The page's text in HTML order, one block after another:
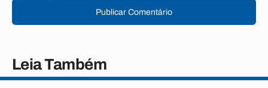
Publicar Comentário
Leia Também